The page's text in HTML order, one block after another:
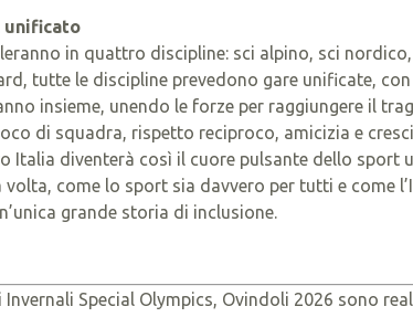
unificato
in quattro discipline: sci alpino, sci
tutte le discipline prevedono gare unificate,
insieme, unendo le forze per raggiungere il
di squadra, rispetto reciproco, amicizia e
Italia diventerà così il cuore pulsante dello sport
come lo sport sia davvero per tutti e come
grande storia di inclusione.
Invernali Special Olympics, Ovindoli 2026 sono